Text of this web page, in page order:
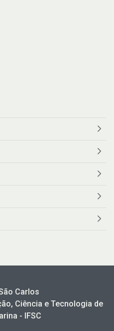
Carlos
Ciência e Tecnologia de
- IFSC